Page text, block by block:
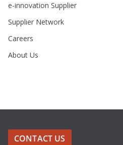
e-innovation Supplier
Supplier Network
Careers
About Us
CONTACT US